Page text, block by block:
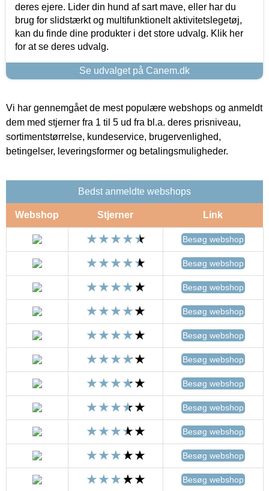
deres ejere. Lider din hund af sart mave, eller har du
brug for slidstærkt og multifunktionelt aktivitetslegetøj,
kan du finde dine produkter i det store udvalg. Klik her
for at se deres udvalg.
Se udvalget på Canem.dk
Vi har gennemgået de mest populære webshops og anmeldt
dem med stjerner fra 1 til 5 ud fra bl.a. deres prisniveau,
sortimentstørrelse, kundeservice, brugervenlighed,
betingelser, leveringsformer og betalingsmuligheder.
Bedst anmeldte webshops
Webshop Stjerner Link
Besøg webshop
Besøg webshop
Besøg webshop
Besøg webshop
Besøg webshop
Besøg webshop
Besøg webshop
Besøg webshop
Besøg webshop
Besøg webshop
Besøg webshop